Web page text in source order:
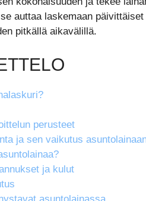
auttaa laskemaan
pitkällä aikavälillä.
perusteet
ja sen vaikutus
ja kulut